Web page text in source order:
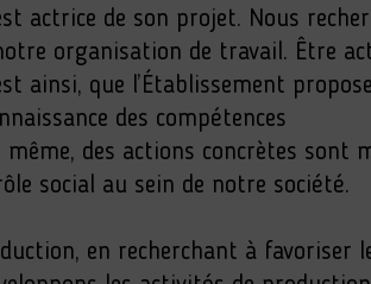
actrice de son projet. Nous
organisation de travail. Être
ainsi, que l’Établissement
des compétences
des actions concrètes sont
social au sein de notre société.
en recherchant à favoriser